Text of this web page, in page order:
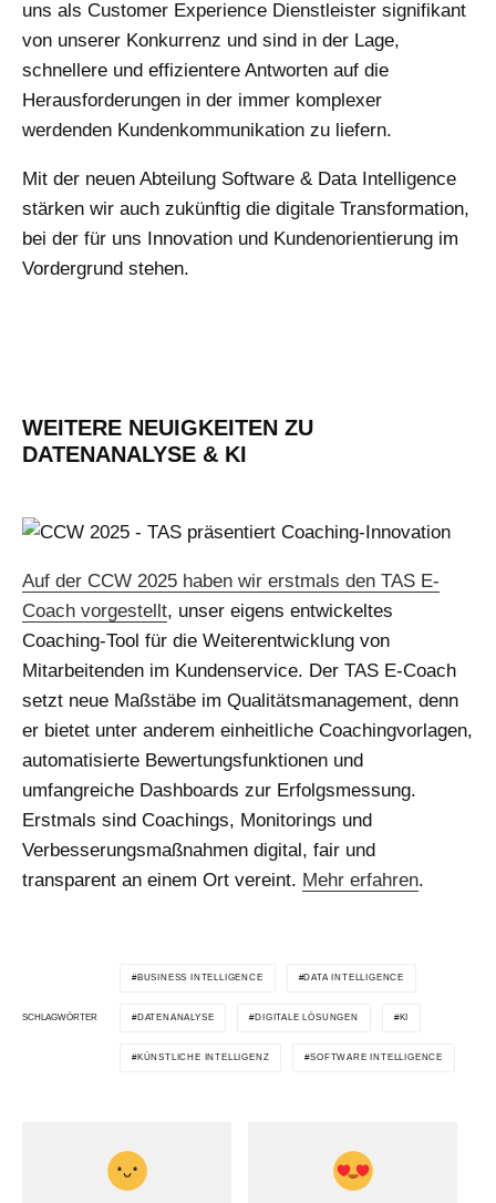
uns als Customer Experience Dienstleister signifikant
von unserer Konkurrenz und sind in der Lage,
schnellere und effizientere Antworten auf die
Herausforderungen in der immer komplexer
werdenden Kundenkommunikation zu liefern.
Mit der neuen Abteilung Software & Data Intelligence
stärken wir auch zukünftig die digitale Transformation,
bei der für uns Innovation und Kundenorientierung im
Vordergrund stehen.
WEITERE NEUIGKEITEN ZU
DATENANALYSE & KI
Auf der CCW 2025 haben wir erstmals den TAS E-
Coach vorgestellt, unser eigens entwickeltes
Coaching-Tool für die Weiterentwicklung von
Mitarbeitenden im Kundenservice. Der TAS E-Coach
setzt neue Maßstäbe im Qualitätsmanagement, denn
er bietet unter anderem einheitliche Coachingvorlagen,
automatisierte Bewertungsfunktionen und
umfangreiche Dashboards zur Erfolgsmessung.
Erstmals sind Coachings, Monitorings und
Verbesserungsmaßnahmen digital, fair und
transparent an einem Ort vereint. Mehr erfahren.
SCHLAGWÖRTER
BUSINESS INTELLIGENCE DATA INTELLIGENCE
DATENANALYSE DIGITALE LÖSUNGEN KI
KÜNSTLICHE INTELLIGENZ SOFTWARE INTELLIGENCE